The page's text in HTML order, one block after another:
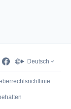
Deutsch
Tab)